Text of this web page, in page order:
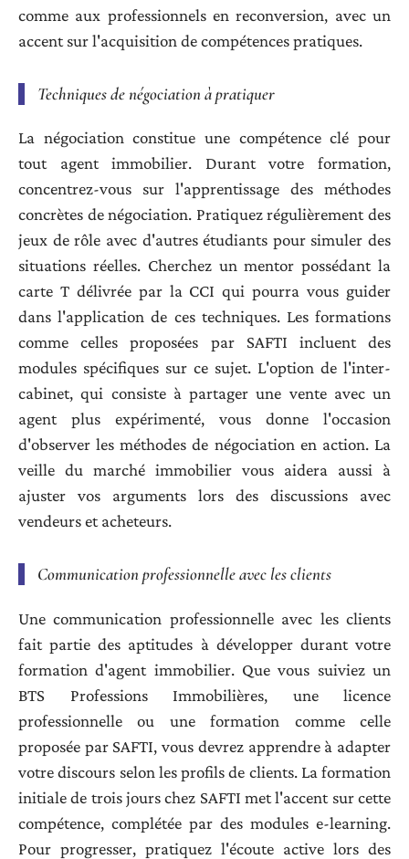
comme aux professionnels en reconversion, avec un
accent sur l'acquisition de compétences pratiques.
Techniques de négociation à pratiquer
La négociation constitue une compétence clé pour
tout agent immobilier. Durant votre formation,
concentrez-vous sur l'apprentissage des méthodes
concrètes de négociation. Pratiquez régulièrement des
jeux de rôle avec d'autres étudiants pour simuler des
situations réelles. Cherchez un mentor possédant la
carte T délivrée par la CCI qui pourra vous guider
dans l'application de ces techniques. Les formations
comme celles proposées par SAFTI incluent des
modules spécifiques sur ce sujet. L'option de l'inter-
cabinet, qui consiste à partager une vente avec un
agent plus expérimenté, vous donne l'occasion
d'observer les méthodes de négociation en action. La
veille du marché immobilier vous aidera aussi à
ajuster vos arguments lors des discussions avec
vendeurs et acheteurs.
Communication professionnelle avec les clients
Une communication professionnelle avec les clients
fait partie des aptitudes à développer durant votre
formation d'agent immobilier. Que vous suiviez un
BTS Professions Immobilières, une licence
professionnelle ou une formation comme celle
proposée par SAFTI, vous devrez apprendre à adapter
votre discours selon les profils de clients. La formation
initiale de trois jours chez SAFTI met l'accent sur cette
compétence, complétée par des modules e-learning.
Pour progresser, pratiquez l'écoute active lors des